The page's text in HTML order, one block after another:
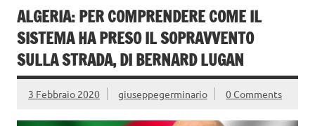
ALGERIA: PER COMPRENDERE COME IL
SISTEMA HA PRESO IL SOPRAVVENTO
SULLA STRADA, DI BERNARD LUGAN
3 Febbraio 2020 giuseppegerminario 0 Comments